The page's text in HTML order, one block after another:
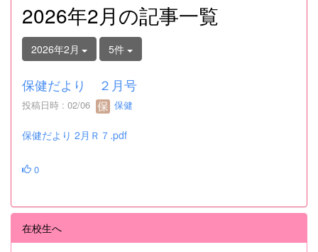
2026年2月の記事一覧
2026年2月 5件
保健だより ２月号
投稿日時 : 02/06 保健
保健だより 2月Ｒ７.pdf
0
在校生へ